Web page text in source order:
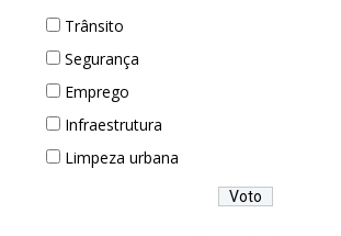
Trânsito
Segurança
Emprego
Infraestrutura
Limpeza urbana